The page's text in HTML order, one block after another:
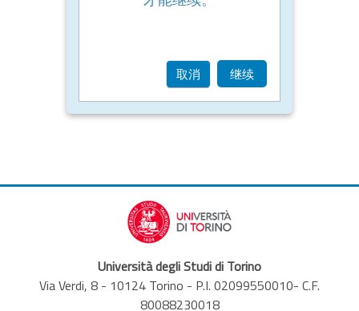
取消 继续
Università degli Studi di Torino
Via Verdi, 8 - 10124 Torino - P.I. 02099550010- C.F.
80088230018